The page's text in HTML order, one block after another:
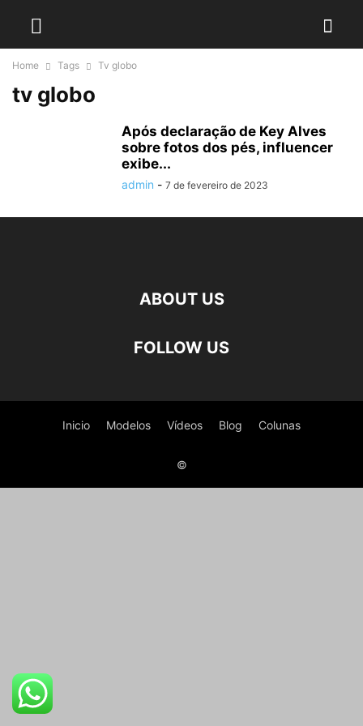
Home Tags Tv globo
tv globo
Após declaração de Key Alves
sobre fotos dos pés, influencer
exibe...
admin - 7 de fevereiro de 2023
ABOUT US
FOLLOW US
Inicio Modelos Vídeos Blog Colunas
©